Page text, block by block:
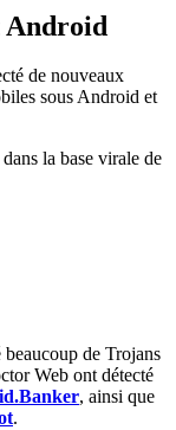
Android
de nouveaux
sous Android et
la base virale de
de Trojans
Web ont détecté
, ainsi que
.